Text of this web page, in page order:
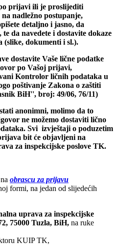
prijavi ili je proslijediti
nadležno postupanje,
detaljno i jasno, da
da navedete i dostavite dokaze
(slike, dokumenti i sl.).
dostavite Vaše lične podatke
po Vašoj prijavi,
Kontrolor ličnih podataka u
poštivanje Zakona o zaštiti
BiH'', broj: 49/06, 76/11)
anonimni, molimo da to
ne možemo dostaviti lično
Svi izvještaji o poduzetim
bit će objavljeni na
za inspekcijske poslove TK.
obrascu za prijavu
formi, na jedan od slijedećih
uprava za inspekcijske
75000 Tuzla, BiH, na ruke
KUIP TK,